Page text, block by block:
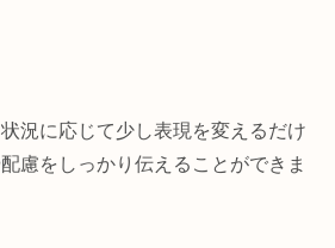
況に応じて少し表現を変えるだけ
慮をしっかり伝えることができま